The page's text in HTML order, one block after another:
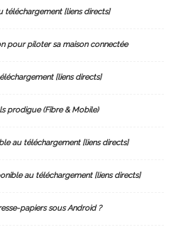
téléchargement [liens directs]
pour piloter sa maison connectée
[liens directs]
prodigue (Fibre & Mobile)
au téléchargement [liens directs]
au téléchargement [liens directs]
papiers sous Android ?